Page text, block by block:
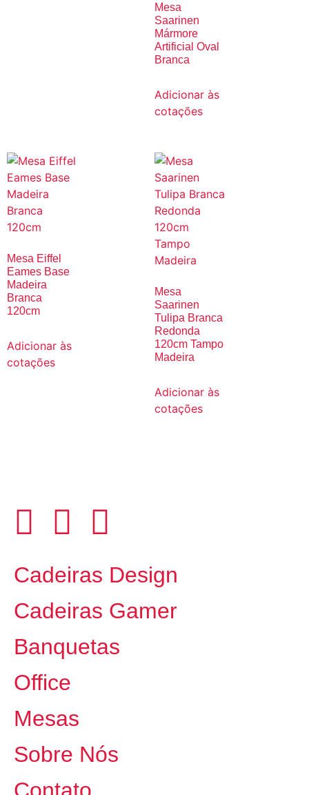
Mesa
Saarinen
Mármore
Artificial Oval
Branca
Adicionar às
cotações
Mesa Eiffel
Eames Base
Madeira
Branca
120cm
Adicionar às
cotações
Mesa
Saarinen
Tulipa Branca
Redonda
120cm Tampo
Madeira
Adicionar às
cotações
Cadeiras Design
Cadeiras Gamer
Banquetas
Office
Mesas
Sobre Nós